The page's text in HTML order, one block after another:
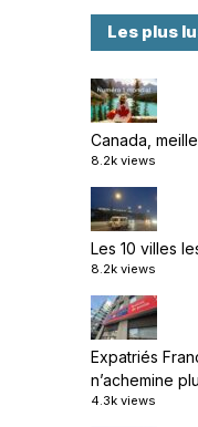
Les plus
Canada,
8.2k views
Les 10 villes
8.2k views
Expatriés
n’achemine
4.3k views